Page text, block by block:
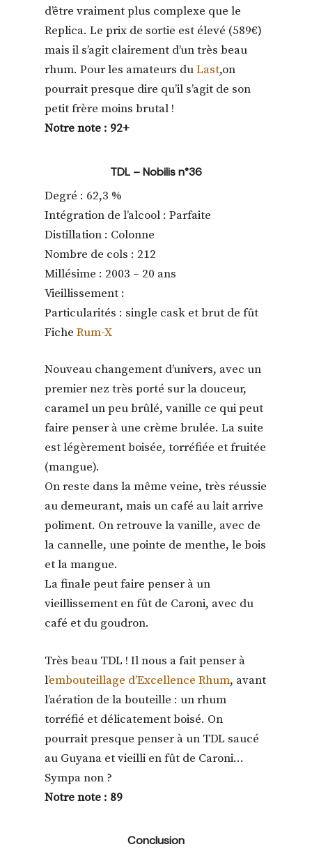
d’être vraiment plus complexe que le
Replica. Le prix de sortie est élevé (589€)
mais il s’agit clairement d’un très beau
rhum. Pour les amateurs duLast,on
pourrait presque dire qu’il s’agit de son
petit frère moins brutal !
Notre note : 92+
TDL – Nobilis n°36
Degré : 62,3 %
Intégration de l’alcool : Parfaite
Distillation : Colonne
Nombre de cols : 212
Millésime : 2003 – 20 ans
Vieillissement :
Particularités : single cask et brut de fût
FicheRum-X
Nouveau changement d’univers, avec un
premier nez très porté sur la douceur,
caramel un peu brûlé, vanille ce qui peut
faire penser à une crème brulée. La suite
est légèrement boisée, torréfiée et fruitée
(mangue).
On reste dans la même veine, très réussie
au demeurant, mais un café au lait arrive
poliment. On retrouve la vanille, avec de
la cannelle, une pointe de menthe, le bois
et la mangue.
La finale peut faire penser à un
vieillissement en fût de Caroni, avec du
café et du goudron.
Très beau TDL ! Il nous a fait penser à
l’embouteillage d’Excellence Rhum, avant
l’aération de la bouteille : un rhum
torréfié et délicatement boisé. On
pourrait presque penser à un TDL saucé
au Guyana et vieilli en fût de Caroni…
Sympa non ?
Notre note : 89
Conclusion